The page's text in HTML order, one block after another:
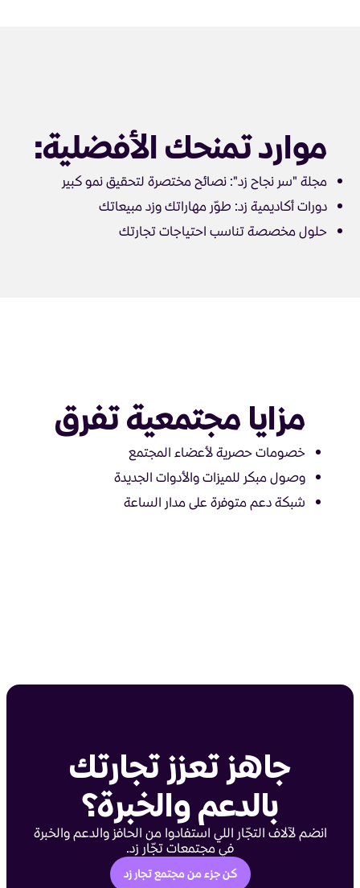
موارد تمنحك الأفضلية:
مجلة "سر نجاح زد": نصائح مختصرة لتحقيق نمو كبير
دورات أكاديمية زد: طوّر مهاراتك وزد مبيعاتك
حلول مخصصة تناسب احتياجات تجارتك
مزايا مجتمعية تفرق
خصومات حصرية لأعضاء المجتمع
وصول مبكر للميزات والأدوات الجديدة
شبكة دعم متوفرة على مدار الساعة
جاهز تعزز تجارتك
بالدعم والخبرة؟
انضم لآلاف التجّار اللي استفادوا من الحافز والدعم والخبرة
في مجتمعات تجّار زد.
كن جزء من مجتمع تجار زد